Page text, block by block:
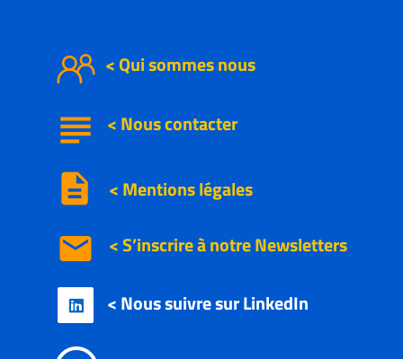
description
subject
email
<Nouscontacter
< Nous suivre sur LinkedIn
< Qui sommes nous
< S’inscrire à notreNewsletters
< Mentions légales
